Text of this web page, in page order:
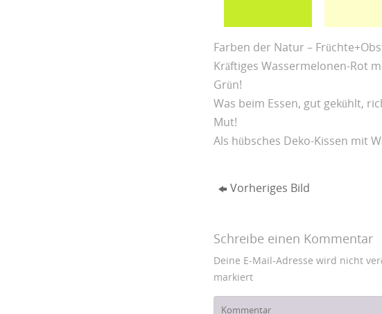
Farben der Natur –
Kräftiges Wassermelonen-Rot
Grün!
Was beim Essen, gut gekühlt,
Mut!
Als hübsches Deko-Kissen mit
Vorheriges Bild
Schreibe einen Kommentar
Deine E-Mail-Adresse wird nicht
markiert